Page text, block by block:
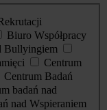
Biuro Współpracy
Bullyingiem
Centrum
Centrum Badań
badań nad
nad Wspieraniem